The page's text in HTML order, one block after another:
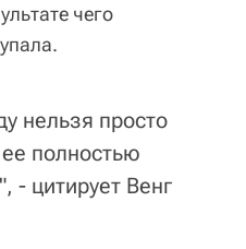
чего
нельзя просто
полностью
- цитирует Венг